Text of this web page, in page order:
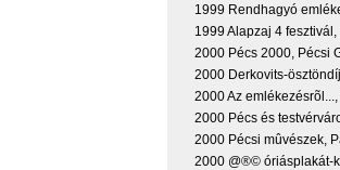
1999 Rendhagyó
1999 Alapzaj 4 fesztivál,
2000 Pécs 2000, Pécsi
2000 Derkovits-
2000 Az
2000 Pécs és
2000 Pécsi mûvészek,
2000 @®© óriásplakát-